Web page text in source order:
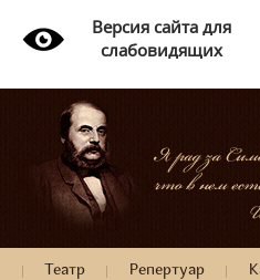
Версия сайта для
слабовидящих
Театр Репертуар